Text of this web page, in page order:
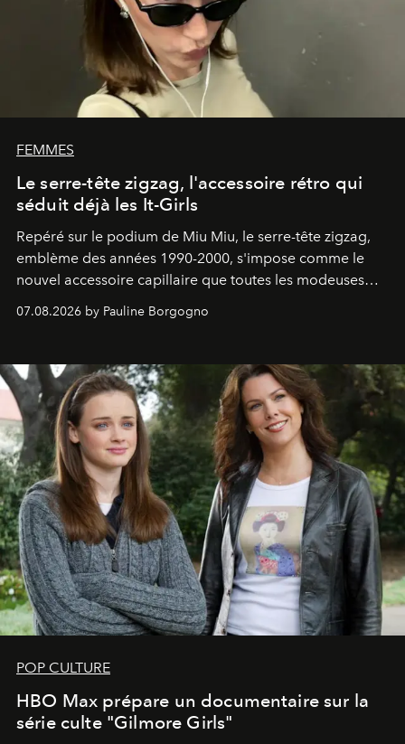
FEMMES
Le serre-tête zigzag, l'accessoire rétro qui
séduit déjà les It-Girls
Repéré sur le podium de Miu Miu, le serre-tête zigzag,
emblème des années 1990-2000, s'impose comme le
nouvel accessoire capillaire que toutes les modeuses
07.08.2026 by Pauline Borgogno
POP CULTURE
HBO Max prépare un documentaire sur la
série culte "Gilmore Girls"